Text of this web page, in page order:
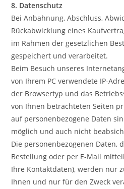
8. Datenschutz
Bei Anbahnung, Abschluss,
Rückabwicklung eines
im Rahmen der gesetzlichen
gespeichert und verarbeitet.
Beim Besuch unseres
von Ihrem PC verwendete IP-
der Browsertyp und das
von Ihnen betrachteten Seiten
auf personenbezogene Daten
möglich und auch nicht
Die personenbezogenen Daten,
Bestellung oder per E-Mail
Ihre Kontaktdaten), werden nur
Ihnen und nur für den Zweck